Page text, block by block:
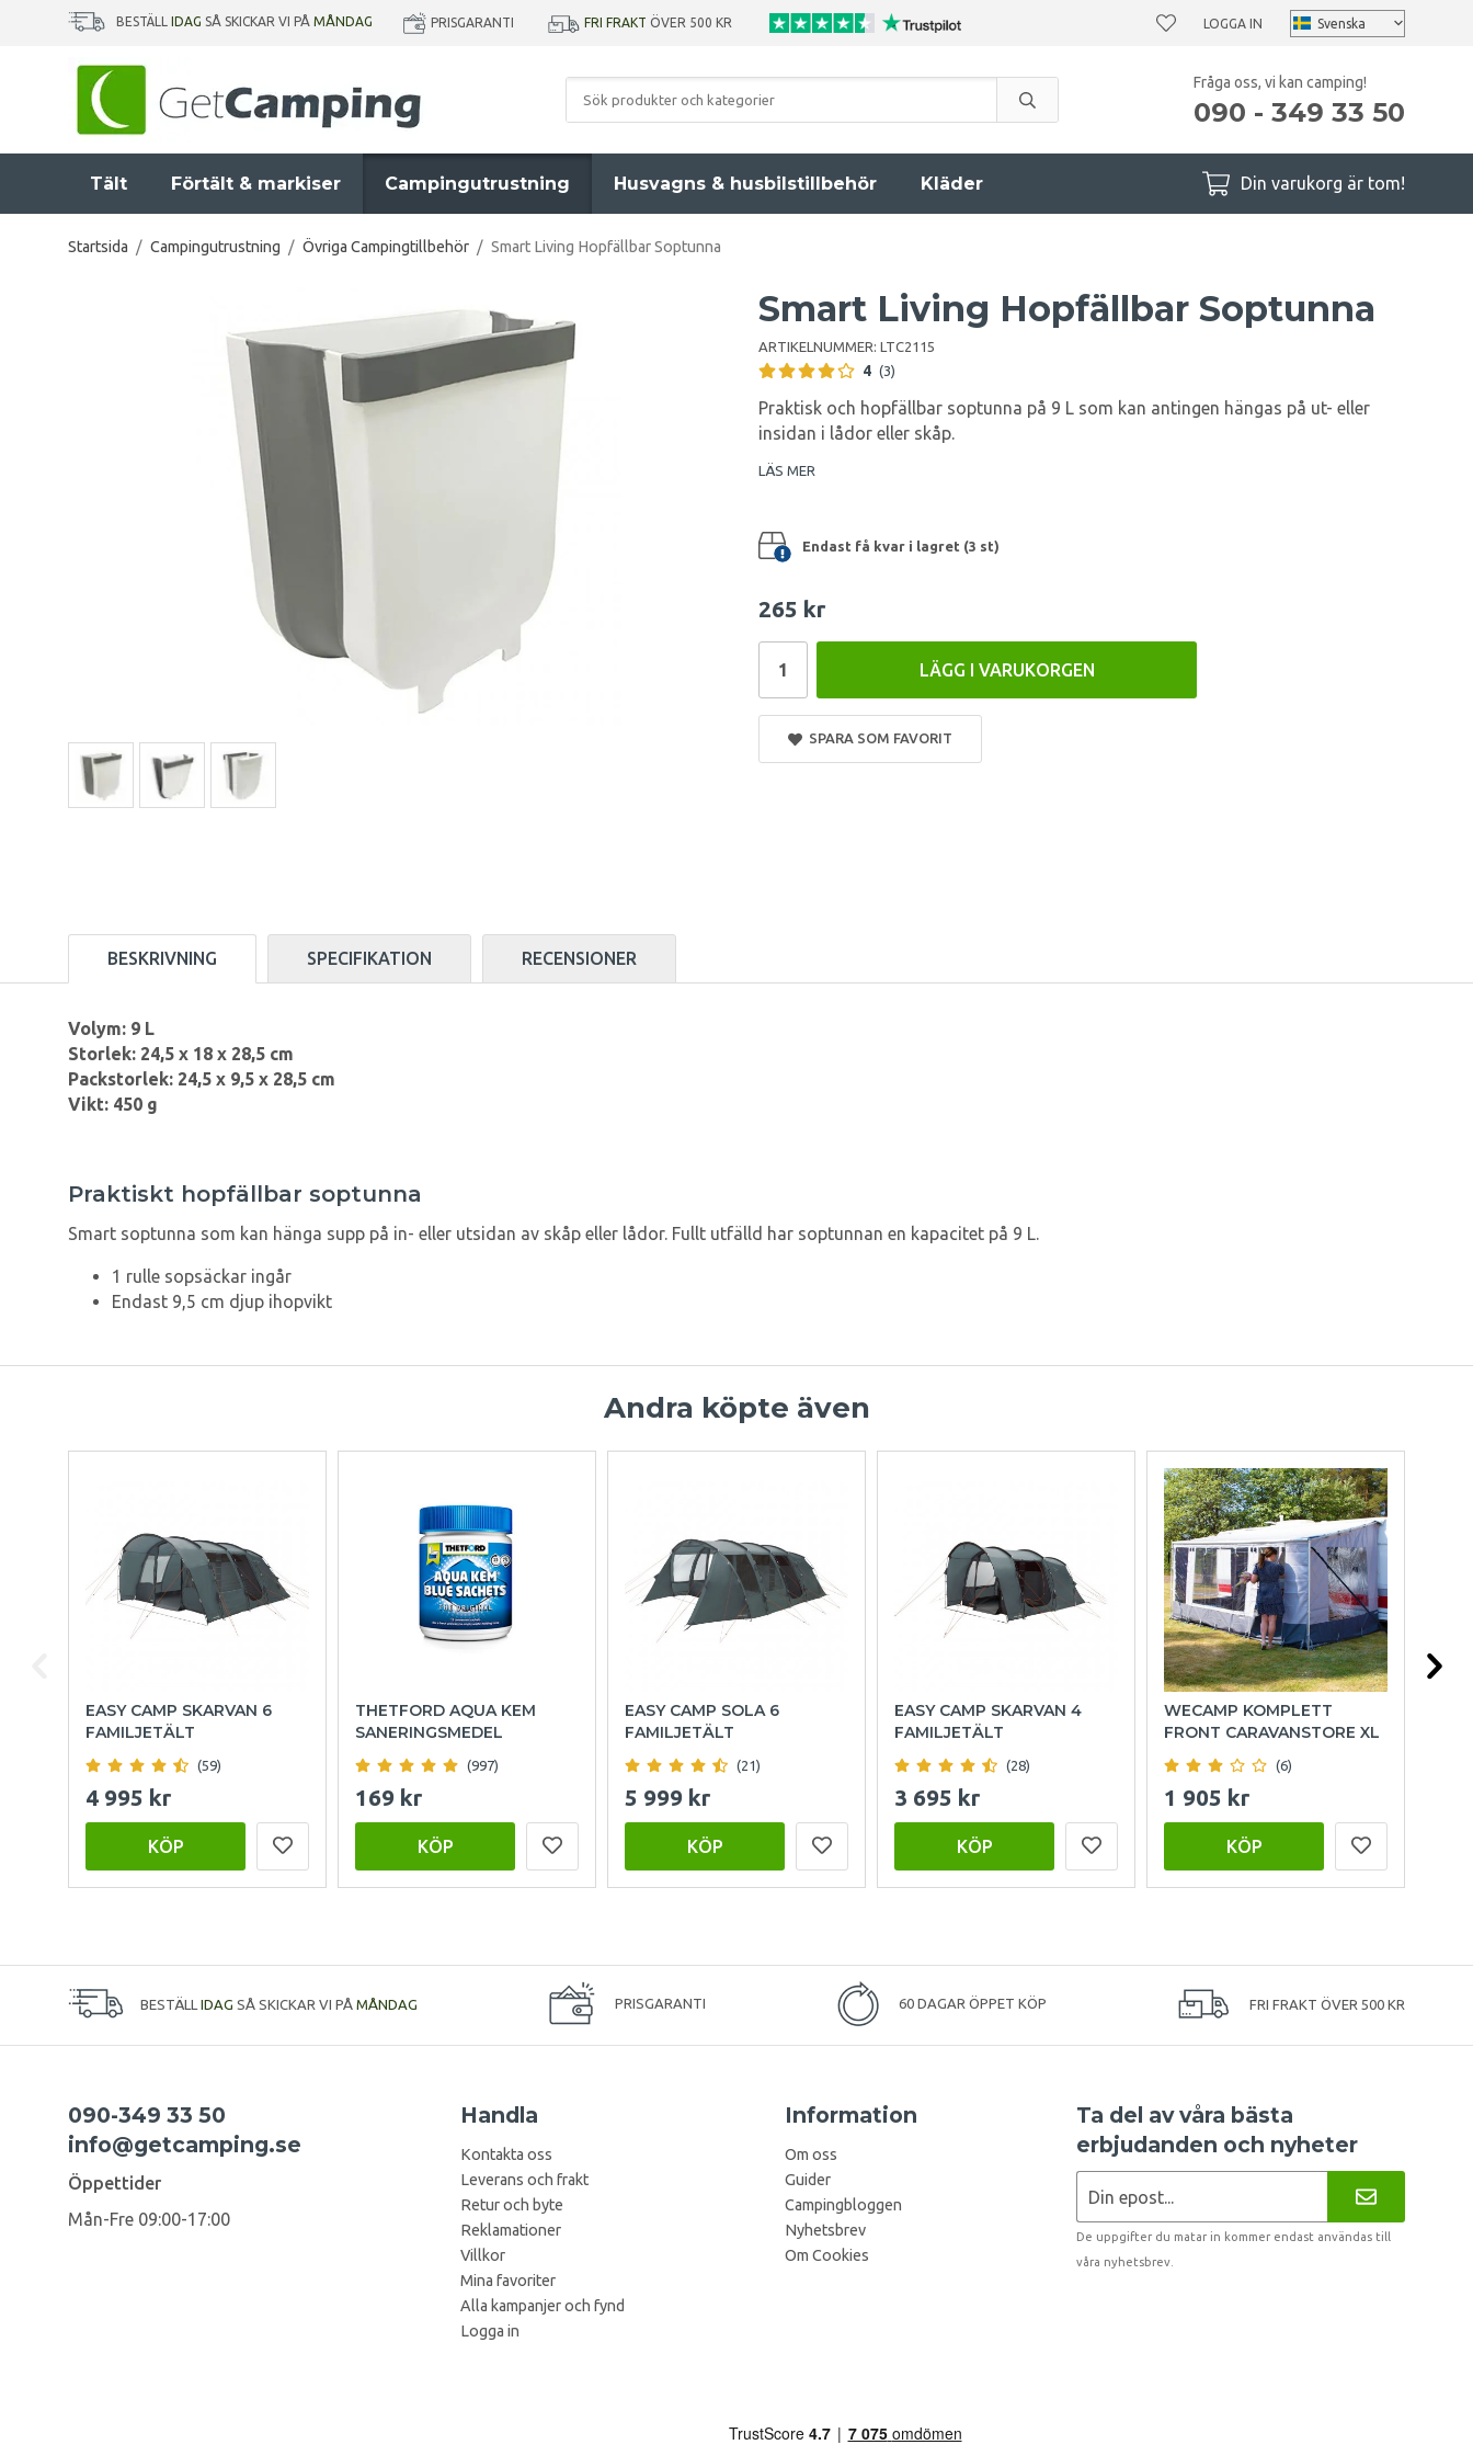
BESTÄLL IDAG SÅ SKICKAR VI PÅ MÅNDAG PRISGARANTI FRI FRAKT ÖVER 500 KR LOGGA IN
Fråga oss, vi kan camping!
090 - 349 33 50
Tält Förtält & markiser Campingutrustning Husvagns & husbilstillbehör Kläder Din varukorg är tom!
Startsida / Campingutrustning / Övriga Campingtillbehör / Smart Living Hopfällbar Soptunna
Smart Living Hopfällbar Soptunna
ARTIKELNUMMER: LTC2115
4 (3)
Praktisk och hopfällbar soptunna på 9 L som kan antingen hängas på ut- eller
insidan i lådor eller skåp.
LÄS MER
Endast få kvar i lagret (3 st)
265 kr
LÄGG I VARUKORGEN
SPARA SOM FAVORIT
BESKRIVNING SPECIFIKATION RECENSIONER
Volym: 9 L
Storlek: 24,5 x 18 x 28,5 cm
Packstorlek: 24,5 x 9,5 x 28,5 cm
Vikt: 450 g
Praktiskt hopfällbar soptunna
Smart soptunna som kan hänga supp på in- eller utsidan av skåp eller lådor. Fullt utfälld har soptunnan en kapacitet på 9 L.
1 rulle sopsäckar ingår
Endast 9,5 cm djup ihopvikt
Andra köpte även
EASY CAMP SKARVAN 6
FAMILJETÄLT
(59)
4 995 kr
KÖP
THETFORD AQUA KEM
SANERINGSMEDEL
(997)
169 kr
KÖP
EASY CAMP SOLA 6
FAMILJETÄLT
(21)
5 999 kr
KÖP
EASY CAMP SKARVAN 4
FAMILJETÄLT
(28)
3 695 kr
KÖP
WECAMP KOMPLETT
FRONT CARAVANSTORE XL
(6)
1 905 kr
KÖP
BESTÄLL IDAG SÅ SKICKAR VI PÅ MÅNDAG PRISGARANTI 60 DAGAR ÖPPET KÖP FRI FRAKT ÖVER 500 KR
090-349 33 50
info@getcamping.se
Öppettider
Mån-Fre 09:00-17:00
Handla
Kontakta oss
Leverans och frakt
Retur och byte
Reklamationer
Villkor
Mina favoriter
Alla kampanjer och fynd
Logga in
Information
Om oss
Guider
Campingbloggen
Nyhetsbrev
Om Cookies
Ta del av våra bästa
erbjudanden och nyheter
De uppgifter du matar in kommer endast användas till
våra nyhetsbrev.